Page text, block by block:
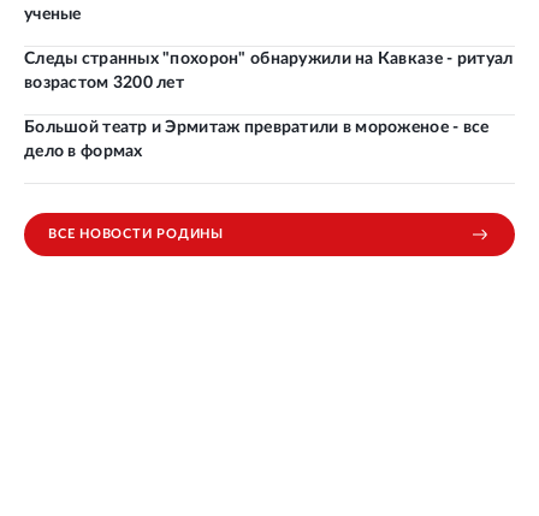
ученые
Следы странных "похорон" обнаружили на Кавказе - ритуал
возрастом 3200 лет
Большой театр и Эрмитаж превратили в мороженое - все
дело в формах
ВСЕ НОВОСТИ РОДИНЫ